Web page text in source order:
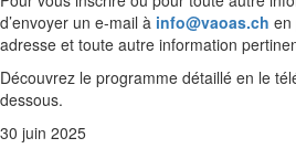
d’envoyer un e-mail à info@vaoas.ch en
adresse et toute autre information
Découvrez le programme détaillé en le
dessous.
30 juin 2025